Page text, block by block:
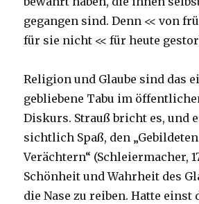
gegangen sind. Denn << von
für sie nicht << für heute
Religion und Glaube sind das
gebliebene Tabu im
Diskurs. Strauß bricht es, und
sichtlich Spaß, den
Verächtern“ (Schleiermacher,
Schönheit und Wahrheit des
die Nase zu reiben. Hatte einst